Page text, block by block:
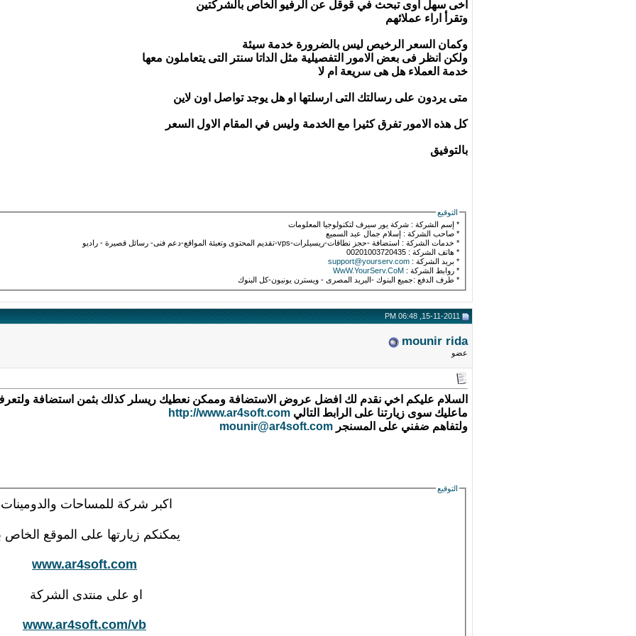
اخى سهل اوى تبحث في قوقل عن الرفيو الخاص بالشركتين
وتقرأ اراء عملائهم
وكمان السعر الرخيص ليس بالضرورة خدمة سيئة
ولكن انظر فى بعض الامور التفصيلية مثل الداتا سنتر التى يتعاملون معها
خدمة العملاء هل هى سريعة ام لا
متى يردون على رسالتك التى ارسلتها او هل يوجد تواصل اون لاين
كل هذه الامور تفرق كثيرا مع الخدمة وليس في المقام الاول السعر
بالتوفيق
التوقيع
* إسم الشركة : شركة يور سيرف لتكنولوجيا المعلومات
* صاحب الشركة : إسلام جمال عبد السميع
* خدمات الشركة : استضافة -حجز نطاقات-ريسيلرات-vps-تقديم المحتوى وتعبئة المواقع-دعم فنى- رسائل قصيرة - راديو
* هاتف الشركة : 00201003720435
* بريد الشركة :support@yourserv.com
* روابط الشركة :WwW.YourServ.CoM
* طرف الدفع :جميع البنوك -البريد المصرى - ويسترن يونيون-كل البنوك
mounir rida
عضو
السلام عليكم اخي نقدم لك افضل عروض الاستضافة وممكن نعطيك ريسلر كذلك بثمن استضافة
ماعليك سوى زيارتنا على الرابط التالي http://www.ar4soft.com
ولتفاهم ضفني على المسنجر mounir@ar4soft.com
التوقيع
اكبر شركة للمساحات
يمكنكم زيارتها على الموقع الخاص
www.ar4soft.com
او على منتدى الشركة
www.ar4soft.com/vb